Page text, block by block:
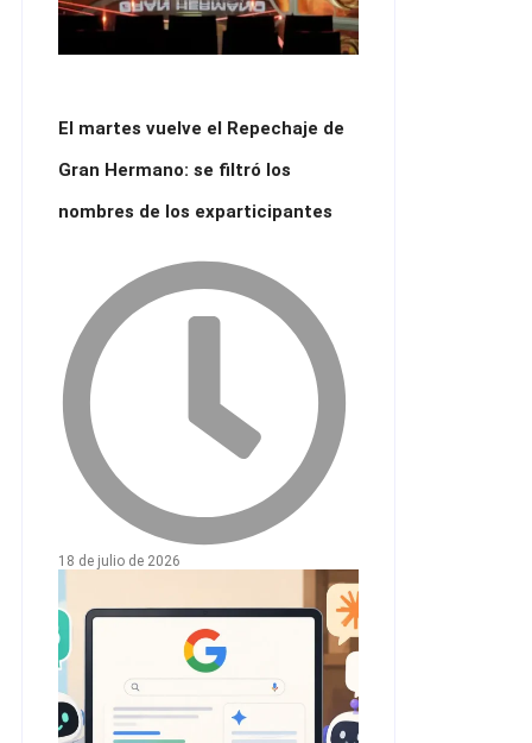
El martes vuelve el Repechaje de
Gran Hermano: se filtró los
nombres de los exparticipantes
18 de julio de 2026